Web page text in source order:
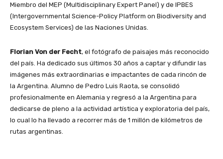
Miembro del MEP (Multidisciplinary Expert Panel) y de IPBES
(Intergovernmental Science-Policy Platform on Biodiversity and
Ecosystem Services) de las Naciones Unidas.
Florian Von der Fecht, el fotógrafo de paisajes más reconocido
del país. Ha dedicado sus últimos 30 años a captar y difundir las
imágenes más extraordinarias e impactantes de cada rincón de
la Argentina. Alumno de Pedro Luis Raota, se consolidó
profesionalmente en Alemania y regresó a la Argentina para
dedicarse de pleno a la actividad artística y exploratoria del país,
lo cual lo ha llevado a recorrer más de 1 millón de kilómetros de
rutas argentinas.